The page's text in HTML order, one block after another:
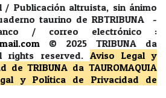
/ Publicación altruista, sin ánimo
taurino de RBTRIBUNA -
/ correo electrónico :
© 2025 TRIBUNA da
rights reserved. Aviso Legal y
de TRIBUNA da TAUROMAQUIA
y Política de Privacidad
de